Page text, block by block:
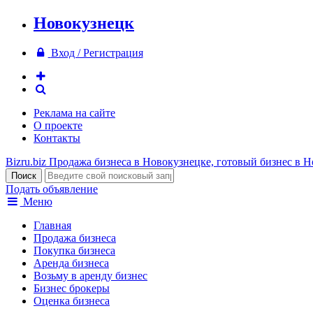
Новокузнецк
Вход / Регистрация
Реклама на сайте
О проекте
Контакты
Bizru.biz Продажа бизнеса в Новокузнецке, готовый бизнес в
Подать объявление
Меню
Главная
Продажа бизнеса
Покупка бизнеса
Аренда бизнеса
Возьму в аренду бизнес
Бизнес брокеры
Оценка бизнеса